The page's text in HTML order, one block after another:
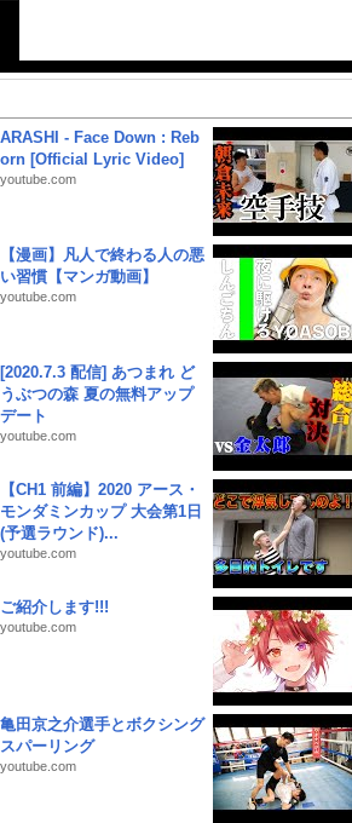
ARASHI - Face Down : Reb
orn [Official Lyric Video]
youtube.com
【漫画】凡人で終わる人の悪
い習慣【マンガ動画】
youtube.com
[2020.7.3 配信] あつまれ ど
うぶつの森 夏の無料アップ
デート
youtube.com
【CH1 前編】2020 アース・
モンダミンカップ 大会第1日
(予選ラウンド)...
youtube.com
ご紹介します!!!
youtube.com
亀田京之介選手とボクシング
スパーリング
youtube.com